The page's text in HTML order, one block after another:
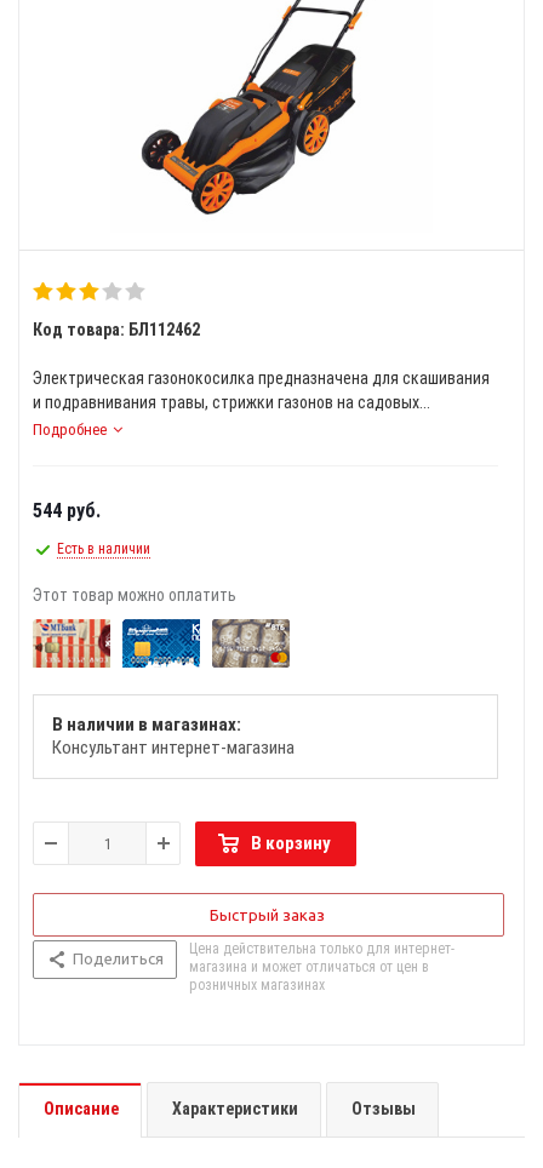
Код товара: БЛ112462
Электрическая газонокосилка предназначена для скашивания
и подравнивания травы, стрижки газонов на садовых...
Подробнее
544 руб.
Есть в наличии
Этот товар можно оплатить
В наличии в магазинах:
Консультант интернет-магазина
В корзину
Быстрый заказ
Поделиться
Цена действительна только для интернет-
магазина и может отличаться от цен в
розничных магазинах
Описание Характеристики Отзывы